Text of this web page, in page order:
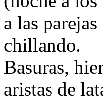
a las
chillando.
Basuras,
aristas de